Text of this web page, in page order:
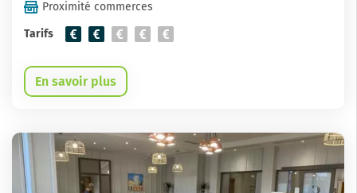
Proximité commerces
Tarifs
En savoir plus